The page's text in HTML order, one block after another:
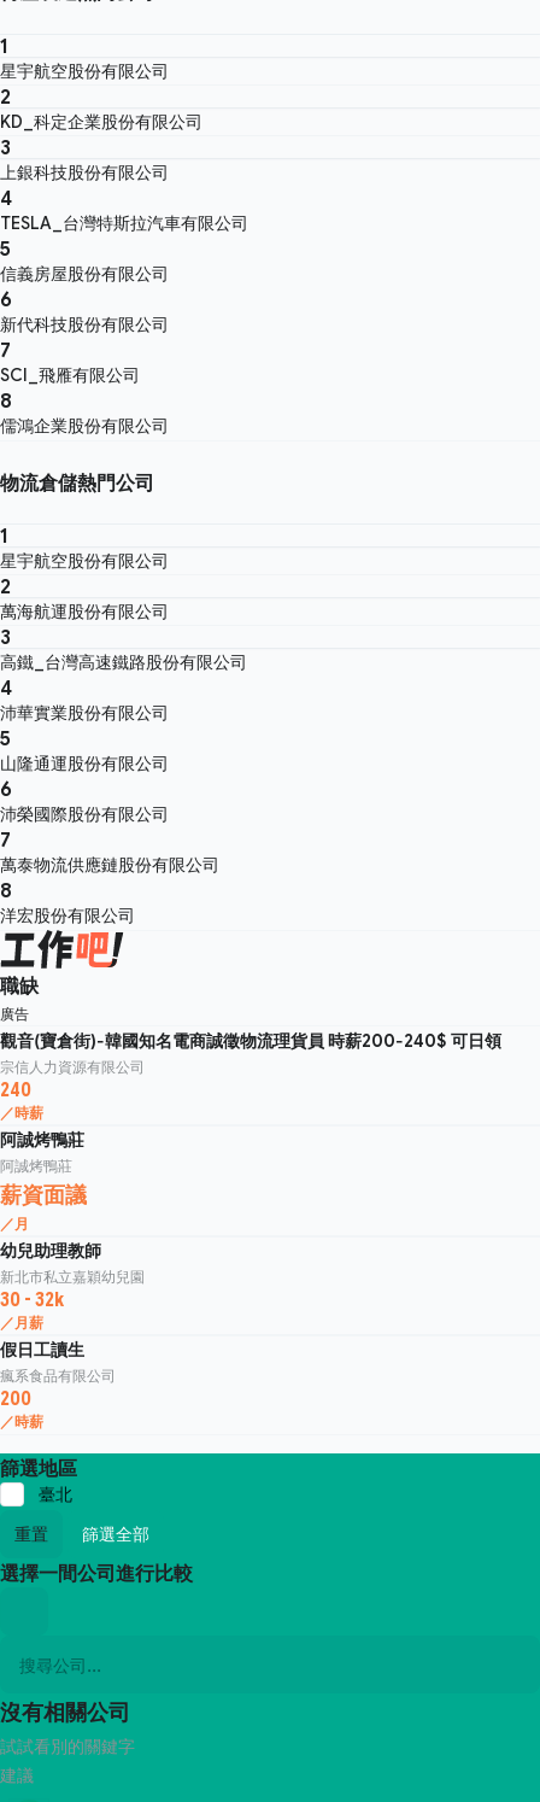
1
星宇航空股份有限公司
2
KD_科定企業股份有限公司
3
上銀科技股份有限公司
4
TESLA_台灣特斯拉汽車有限公司
5
信義房屋股份有限公司
6
新代科技股份有限公司
7
SCI_飛雁有限公司
8
儒鴻企業股份有限公司
物流倉儲熱門公司
1
星宇航空股份有限公司
2
萬海航運股份有限公司
3
高鐵_台灣高速鐵路股份有限公司
4
沛華實業股份有限公司
5
山隆通運股份有限公司
6
沛榮國際股份有限公司
7
萬泰物流供應鏈股份有限公司
8
洋宏股份有限公司
職缺
廣告
觀音(寶倉街)-韓國知名電商誠徵物流理貨員 時薪200-240$ 可日領
宗信人力資源有限公司
240
／時薪
阿誠烤鴨莊
阿誠烤鴨莊
薪資面議
／月
幼兒助理教師
新北市私立嘉穎幼兒園
30 - 32k
／月薪
假日工讀生
瘋系食品有限公司
200
／時薪
篩選地區
臺北
重置
篩選全部
選擇一間公司進行比較
沒有相關公司
試試看別的關鍵字
建議